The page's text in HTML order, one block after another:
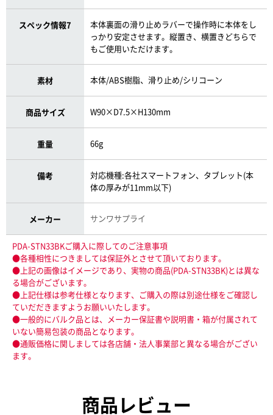
スペック情報7
本体裏面の滑り止めラバーで操作時に本体をし
っかり安定させます。縦置き、横置きどちらで
もご使用いただけます。
素材 本体/ABS樹脂、滑り止め/シリコーン
商品サイズ W90×D7.5×H130mm
重量 66g
備考
対応機種:各社スマートフォン、タブレット(本
体の厚みが11mm以下)
メーカー サンワサプライ
PDA-STN33BKご購入に際してのご注意事項
●各種相性につきましては保証外とさせて頂いております。
●上記の画像はイメージであり、実物の商品(PDA-STN33BK)とは異な
る場合がございます。
●上記仕様は参考仕様となります、ご購入の際は別途仕様をご確認し
ていだだきますようお願いいたします。
●一般的にバルク品とは、メーカー保証書や説明書・箱が付属されて
いない簡易包装の商品となります。
●通販価格に関しましては各店舗・法人事業部と異なる場合がござい
ます。
商品レビュー